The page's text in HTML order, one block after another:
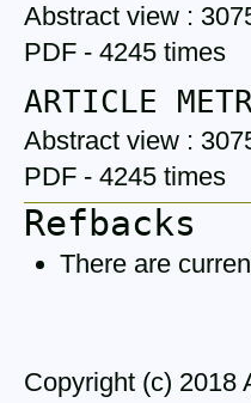
Abstract view :
PDF - 4245 times
ARTICLE
Abstract view :
PDF - 4245 times
Refbacks
There are
Copyright (c) 2018